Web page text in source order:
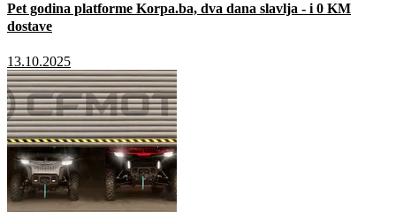
Pet godina platforme Korpa.ba, dva dana slavlja - i 0 KM
dostave
13.10.2025